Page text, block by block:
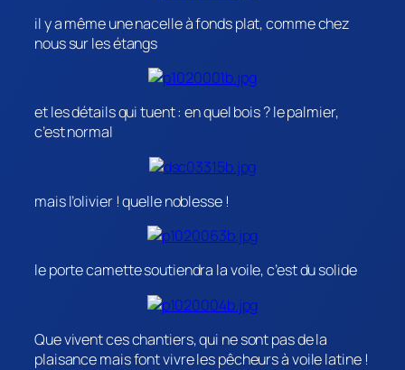
il y a même une nacelle à fonds plat, comme chez
nous sur les étangs
et les détails qui tuent : en quel bois ? le palmier,
c’est normal
mais l’olivier ! quelle noblesse !
le porte camette soutiendra la voile, c’est du solide
Que vivent ces chantiers, qui ne sont pas de la
plaisance mais font vivre les pêcheurs à voile latine !